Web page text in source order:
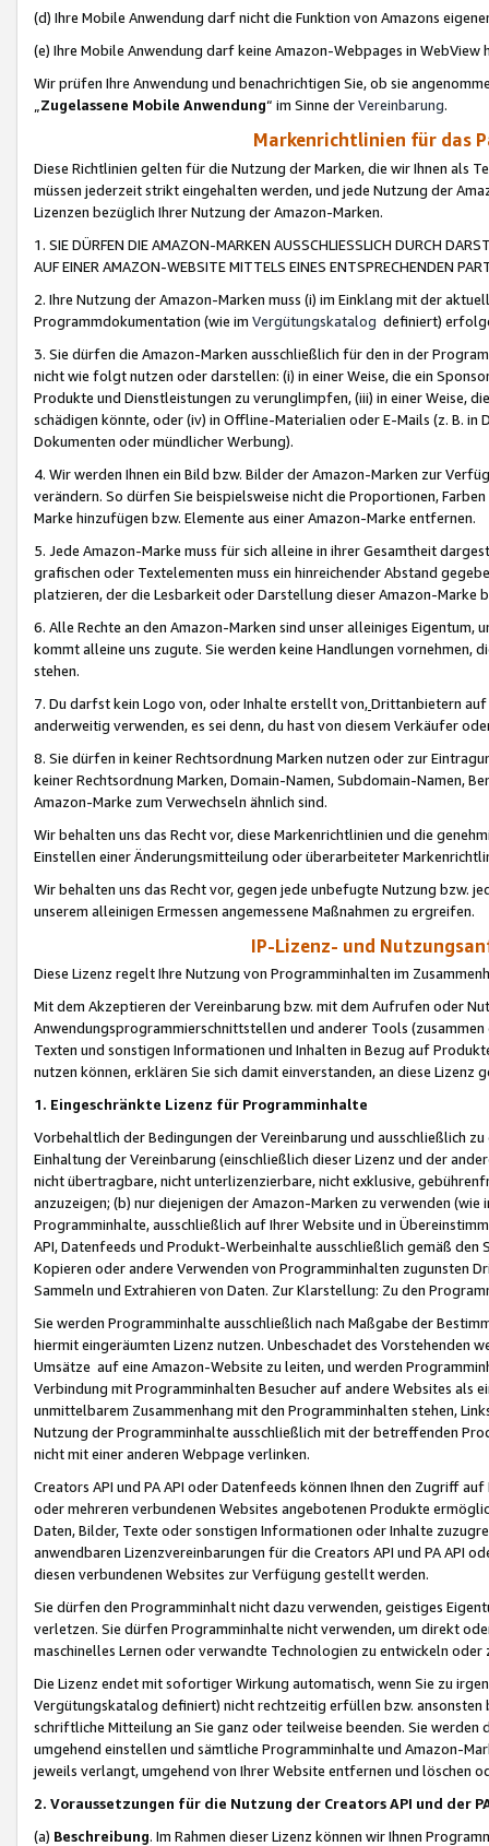
(d) Ihre Mobile Anwendung darf nicht die Funktion von Amazons
(e) Ihre Mobile Anwendung darf keine Amazon-Webpages in WebView
Wir prüfen Ihre Anwendung und benachrichtigen Sie, ob sie
„Zugelassene Mobile Anwendung“ im Sinne derVereinbarung.
Markenrichtlinien für das
Diese Richtlinien gelten für die Nutzung der Marken, die wir Ihnen als
müssen jederzeit strikt eingehalten werden, und jede Nutzung der
Lizenzen bezüglich Ihrer Nutzung der Amazon-Marken.
1. SIE DÜRFEN DIE AMAZON-MARKEN AUSSCHLIESSLICH DURCH
AUF EINER AMAZON-WEBSITE MITTELS EINES ENTSPRECHENDEN
2. Ihre Nutzung der Amazon-Marken muss (i) im Einklang mit der
Programmdokumentation (wie im Vergütungskatalog definiert)
3. Sie dürfen die Amazon-Marken ausschließlich für den in der
nicht wie folgt nutzen oder darstellen: (i) in einer Weise, die ein
Produkte und Dienstleistungen zu verunglimpfen, (iii) in einer Weise,
schädigen könnte, oder (iv) in Offline-Materialien oder E-Mails (z. B. in
Dokumenten oder mündlicher Werbung).
4. Wir werden Ihnen ein Bild bzw. Bilder der Amazon-Marken zur
verändern. So dürfen Sie beispielsweise nicht die Proportionen,
Marke hinzufügen bzw. Elemente aus einer Amazon-Marke entfernen.
5. Jede Amazon-Marke muss für sich alleine in ihrer Gesamtheit
grafischen oder Textelementen muss ein hinreichender Abstand
platzieren, der die Lesbarkeit oder Darstellung dieser Amazon-Marke
6. Alle Rechte an den Amazon-Marken sind unser alleiniges
kommt alleine uns zugute. Sie werden keine Handlungen vornehmen,
stehen.
7. Du darfst kein Logo von, oder Inhalte erstellt von,Drittanbietern auf
anderweitig verwenden, es sei denn, du hast von diesem Verkäufer
8. Sie dürfen in keiner Rechtsordnung Marken nutzen oder zur
keiner Rechtsordnung Marken, Domain-Namen, Subdomain-Namen,
Amazon-Marke zum Verwechseln ähnlich sind.
Wir behalten uns das Recht vor, diese Markenrichtlinien und die
Einstellen einer Änderungsmitteilung oder überarbeiteter
Wir behalten uns das Recht vor, gegen jede unbefugte Nutzung bzw.
unserem alleinigen Ermessen angemessene Maßnahmen zu ergreifen.
IP-Lizenz- und
Diese Lizenz regelt Ihre Nutzung von Programminhalten im
Mit dem Akzeptieren der Vereinbarung bzw. mit dem Aufrufen oder
Anwendungsprogrammierschnittstellen und anderer Tools (zusammen
Texten und sonstigen Informationen und Inhalten in Bezug auf
nutzen können, erklären Sie sich damit einverstanden, an diese Lizenz
1. Eingeschränkte Lizenz für Programminhalte
Vorbehaltlich der Bedingungen der Vereinbarung und ausschließlich
Einhaltung der Vereinbarung (einschließlich dieser Lizenz und der
nicht übertragbare, nicht unterlizenzierbare, nicht exklusive,
anzuzeigen; (b) nur diejenigen der Amazon-Marken zu verwenden
Programminhalte, ausschließlich auf Ihrer Website und in
API, Datenfeeds und Produkt-Werbeinhalte ausschließlich gemäß
Kopieren oder andere Verwenden von Programminhalten zugunsten
Sammeln und Extrahieren von Daten. Zur Klarstellung: Zu den
Sie werden Programminhalte ausschließlich nach Maßgabe der
hiermit eingeräumten Lizenz nutzen. Unbeschadet des Vorstehenden
Umsätze auf eine Amazon-Website zu leiten, und werden
Verbindung mit Programminhalten Besucher auf andere Websites als
unmittelbarem Zusammenhang mit den Programminhalten stehen,
Nutzung der Programminhalte ausschließlich mit der betreffenden
nicht mit einer anderen Webpage verlinken.
Creators API und PA API oder Datenfeeds können Ihnen den Zugriff
oder mehreren verbundenen Websites angebotenen Produkte
Daten, Bilder, Texte oder sonstigen Informationen oder Inhalte
anwendbaren Lizenzvereinbarungen für die Creators API und PA API
diesen verbundenen Websites zur Verfügung gestellt werden.
Sie dürfen den Programminhalt nicht dazu verwenden, geistiges
verletzen. Sie dürfen Programminhalte nicht verwenden, um direkt
maschinelles Lernen oder verwandte Technologien zu entwickeln
Die Lizenz endet mit sofortiger Wirkung automatisch, wenn Sie zu
Vergütungskatalog definiert) nicht rechtzeitig erfüllen bzw. ansonsten
schriftliche Mitteilung an Sie ganz oder teilweise beenden. Sie werden
umgehend einstellen und sämtliche Programminhalte und Amazon-
jeweils verlangt, umgehend von Ihrer Website entfernen und löschen
2. Voraussetzungen für die Nutzung der Creators API und der
(a) Beschreibung. Im Rahmen dieser Lizenz können wir Ihnen